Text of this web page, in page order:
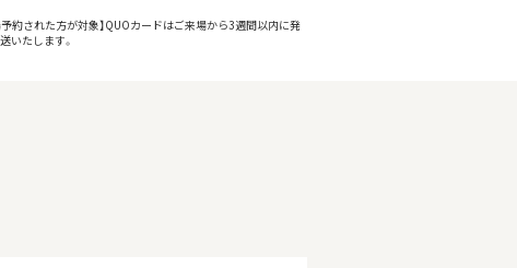
約された方が対象】QUOカードはご来場から3週間以内に発
いたします。